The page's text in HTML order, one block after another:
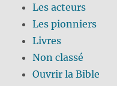
Les acteurs
Les pionniers
Livres
Non classé
Ouvrir la Bible